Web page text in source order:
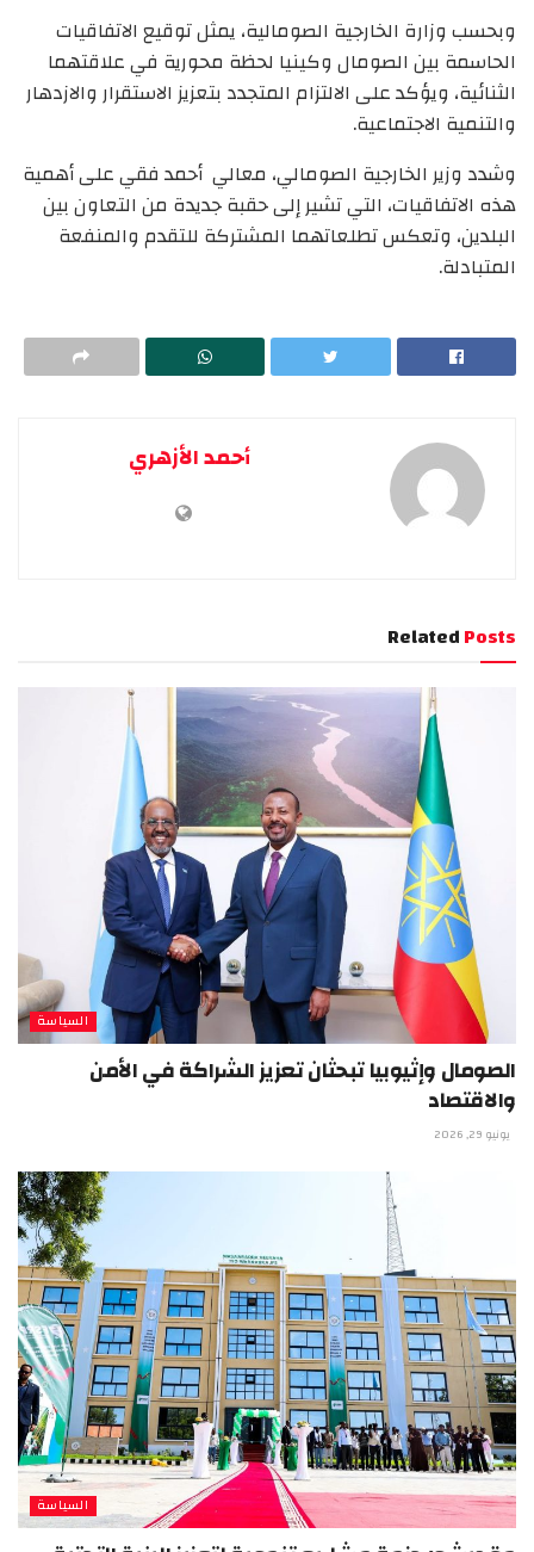
وبحسب وزارة الخارجية الصومالية، يمثل توقيع الاتفاقيات
الحاسمة بين الصومال وكينيا لحظة محورية في علاقتهما
الثنائية، ويؤكد على الالتزام المتجدد بتعزيز الاستقرار والازدهار
والتنمية الاجتماعية.
وشدد وزير الخارجية الصومالي، معالي أحمد فقي على أهمية
هذه الاتفاقيات، التي تشير إلى حقبة جديدة من التعاون بين
البلدين، وتعكس تطلعاتهما المشتركة للتقدم والمنفعة
المتبادلة.
أحمد الأزهري
RelatedPosts
السياسة
الصومال وإثيوبيا تبحثان تعزيز الشراكة في الأمن
والاقتصاد
يونيو 29, 2026
السياسة